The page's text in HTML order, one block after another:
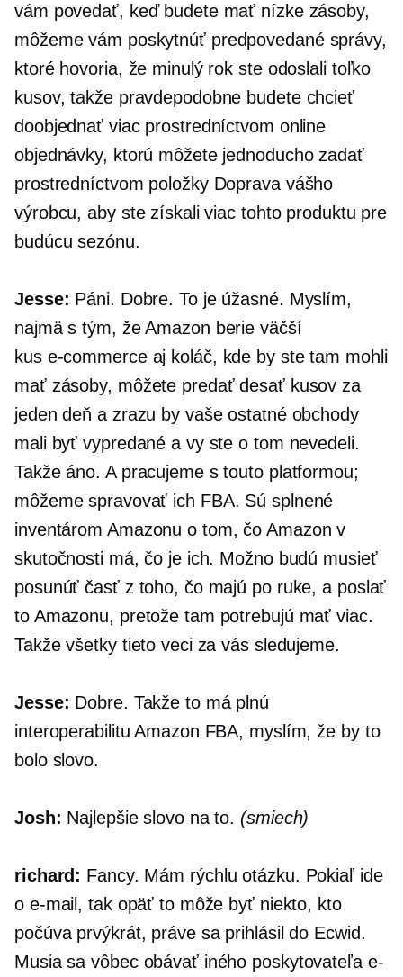
vám povedať, keď budete mať nízke zásoby,
môžeme vám poskytnúť predpovedané správy,
ktoré hovoria, že minulý rok ste odoslali toľko
kusov, takže pravdepodobne budete chcieť
doobjednať viac prostredníctvom online
objednávky, ktorú môžete jednoducho zadať
prostredníctvom položky Doprava vášho
výrobcu, aby ste získali viac tohto produktu pre
budúcu sezónu.
Jesse: Páni. Dobre. To je úžasné. Myslím,
najmä s tým, že Amazon berie väčší
kus e-commerceaj koláč, kde by ste tam mohli
mať zásoby, môžete predať desať kusov za
jeden deň a zrazu by vaše ostatné obchody
mali byť vypredané a vy ste o tom nevedeli.
Takže áno. A pracujeme s touto platformou;
môžeme spravovať ich FBA. Sú splnené
inventárom Amazonu o tom, čo Amazon v
skutočnosti má, čo je ich. Možno budú musieť
posunúť časť z toho, čo majú po ruke, a poslať
to Amazonu, pretože tam potrebujú mať viac.
Takže všetky tieto veci za vás sledujeme.
Jesse: Dobre. Takže to má plnú
interoperabilitu Amazon FBA, myslím, že by to
bolo slovo.
Josh: Najlepšie slovo na to. (smiech)
richard: Fancy. Mám rýchlu otázku. Pokiaľ ide
o e-mail, tak opäť to môže byť niekto, kto
počúva prvýkrát, práve sa prihlásil do Ecwid.
Musia sa vôbec obávať iného poskytovateľa e-